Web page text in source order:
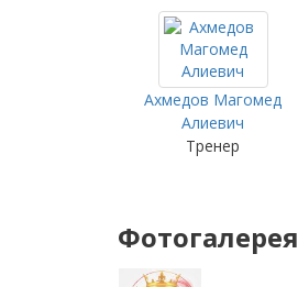
Ахмедов Магомед
Алиевич
Тренер
Фотогалерея